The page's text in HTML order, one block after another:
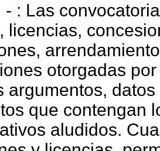
- : Las
licencias,
otorgadas
argumentos,
que contengan
aludidos.